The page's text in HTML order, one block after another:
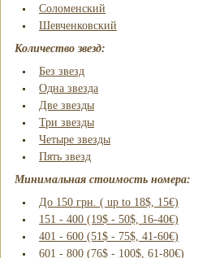
Соломенский
Шевченковский
Количество звезд:
Без звезд
Одна звезда
Две звезды
Три звезды
Четыре звезды
Пять звезд
Минимальная стоимость номера:
До 150 грн. ( up to 18$, 15€)
151 - 400 (19$ - 50$, 16-40€)
401 - 600 (51$ - 75$, 41-60€)
601 - 800 (76$ - 100$, 61-80€)